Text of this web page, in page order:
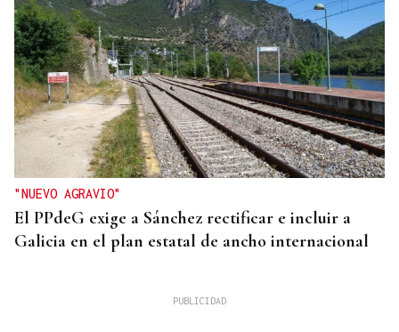
"NUEVO AGRAVIO"
El PPdeG exige a Sánchez rectificar e incluir a
Galicia en el plan estatal de ancho internacional